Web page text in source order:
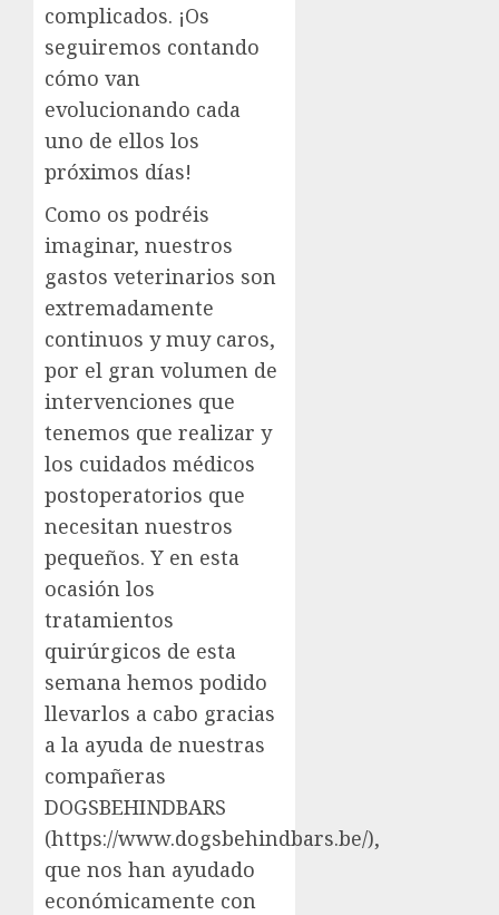
complicados. ¡Os
seguiremos contando
cómo van
evolucionando cada
uno de ellos los
próximos días!
Como os podréis
imaginar, nuestros
gastos veterinarios son
extremadamente
continuos y muy caros,
por el gran volumen de
intervenciones que
tenemos que realizar y
los cuidados médicos
postoperatorios que
necesitan nuestros
pequeños. Y en esta
ocasión los
tratamientos
quirúrgicos de esta
semana hemos podido
llevarlos a cabo gracias
a la ayuda de nuestras
compañeras
DOGSBEHINDBARS
(https://www.dogsbehindbars.be/),
que nos han ayudado
económicamente con